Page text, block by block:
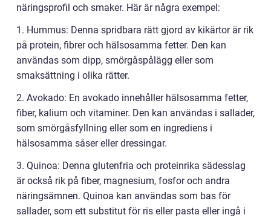
näringsprofil och smaker. Här är några exempel:
1. Hummus: Denna spridbara rätt gjord av kikärtor är rik
på protein, fibrer och hälsosamma fetter. Den kan
användas som dipp, smörgåspålägg eller som
smaksättning i olika rätter.
2. Avokado: En avokado innehåller hälsosamma fetter,
fiber, kalium och vitaminer. Den kan användas i sallader,
som smörgåsfyllning eller som en ingrediens i
hälsosamma såser eller dressingar.
3. Quinoa: Denna glutenfria och proteinrika sädesslag
är också rik på fiber, magnesium, fosfor och andra
näringsämnen. Quinoa kan användas som bas för
sallader, som ett substitut för ris eller pasta eller ingå i